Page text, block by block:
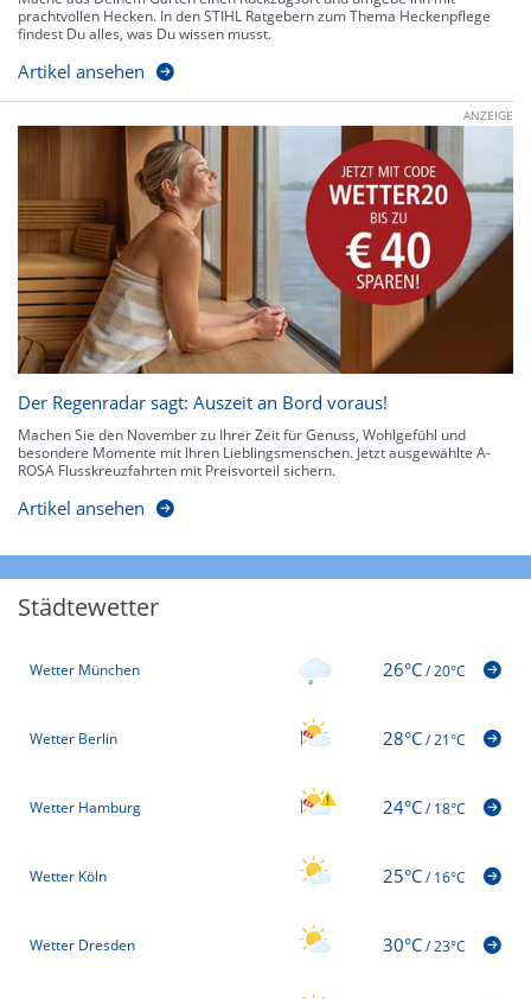
prachtvollen Hecken. In den STIHL Ratgebern zum Thema Heckenpflege
findest Du alles, was Du wissen musst.
Artikel ansehen
ANZEIGE
Der Regenradar sagt: Auszeit an Bord voraus!
Machen Sie den November zu Ihrer Zeit für Genuss, Wohlgefühl und
besondere Momente mit Ihren Lieblingsmenschen. Jetzt ausgewählte A-
ROSA Flusskreuzfahrten mit Preisvorteil sichern.
Artikel ansehen
Städtewetter
Wetter München 26°C/20°C
Wetter Berlin 28°C/21°C
Wetter Hamburg 24°C/18°C
Wetter Köln 25°C/16°C
Wetter Dresden 30°C/23°C